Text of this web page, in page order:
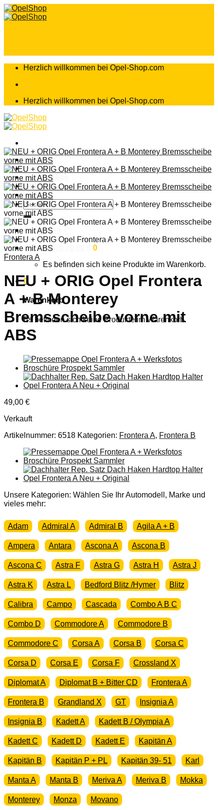
Zum
Inhalt
Herzlich willkommen bei Opel-Shop.com
Herzlich willkommen bei Opel-Shop.com
Home
Shop
Teileanfrage
Teileliste
Suchen
nach:
Anmelden
Warenkorb /
0
Es befinden sich keine Produkte im Warenkorb.
0
Warenkorb
Es befinden sich keine Produkte im Warenkorb.
Frontera A
NEU + ORIG Opel Frontera
A + B Monterey
Bremsscheibe vorne mit
ABS
49,00 €
Verkauft
Artikelnummer: 6518 Kategorien: Frontera A, Frontera B
Unsere Kategorien: Wählen Sie Ihr Automodell, Marke und
vieles mehr:
Adam Admiral A Admiral B Agila A + B
Ampera Antara Ascona A Ascona B
Ascona C Astra F Astra G Astra H Astra J
Astra K Astra L Bedford Blitz /Hymer Blitz
Calibra Campo Cascada Combo A B C
Combo D Commodore A Commodore B
Commodore C Corsa A Corsa B Corsa C
Corsa D Corsa E Corsa F Crossland X
Diplomat A Diplomat B + Bitter CD Frontera A
Frontera B Grandland X GT Insignia A
Insignia B Kadett A Kadett B / Olympia A
Kadett C Kadett D Kadett E Kapitän A
Kapitän B Kapitän P + PL Kapitän 39- 51 Karl
Manta A Manta B Meriva A Meriva B Mokka
Monterey Monza Movano